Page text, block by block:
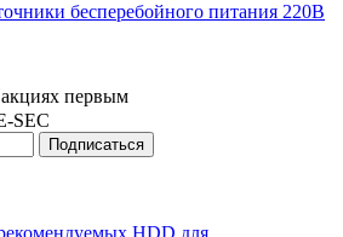
бесперебойного питания 220В
первым
SEC